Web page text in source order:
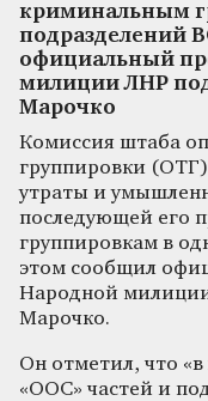
криминальным
подразделений
официальный
милиции ЛНР
Марочко
Комиссия штаба
группировки (ОТГ)
утраты и
последующей его
группировкам в
этом сообщил
Народной
Марочко.
Он отметил, что
«ООС» частей и